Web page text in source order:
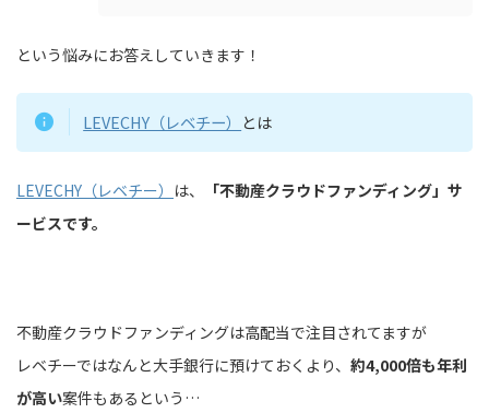
という悩みにお答えしていきます！
LEVECHY（レベチー） とは
LEVECHY（レベチー） は、
「不動産クラウドファンディング」サ
ービスです。
不動産クラウドファンディングは高配当で注目されてますが
レベチーではなんと大手銀行に預けておくより、 約4,000倍も年利
が高い案件もあるという…